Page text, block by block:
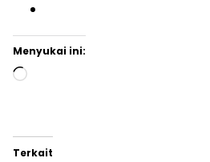
Menyukai ini:
Memuat...
Terkait